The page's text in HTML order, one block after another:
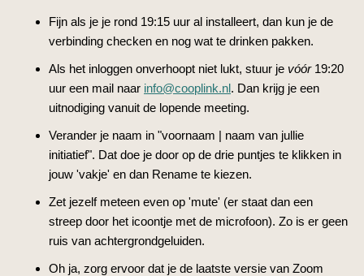
Fijn als je je rond 19:15 uur al installeert, dan kun je de
verbinding checken en nog wat te drinken pakken.
Als het inloggen onverhoopt niet lukt, stuur je vóór19:20
uur een mail naar info@cooplink.nl. Dan krijg je een
uitnodiging vanuit de lopende meeting.
Verander je naam in "voornaam | naam van jullie
initiatief". Dat doe je door op de drie puntjes te klikken in
jouw 'vakje' en dan Rename te kiezen.
Zet jezelf meteen even op 'mute' (er staat dan een
streep door het icoontje met de microfoon). Zo is er geen
ruis van achtergrondgeluiden.
Oh ja, zorg ervoor dat je de laatste versie van Zoom